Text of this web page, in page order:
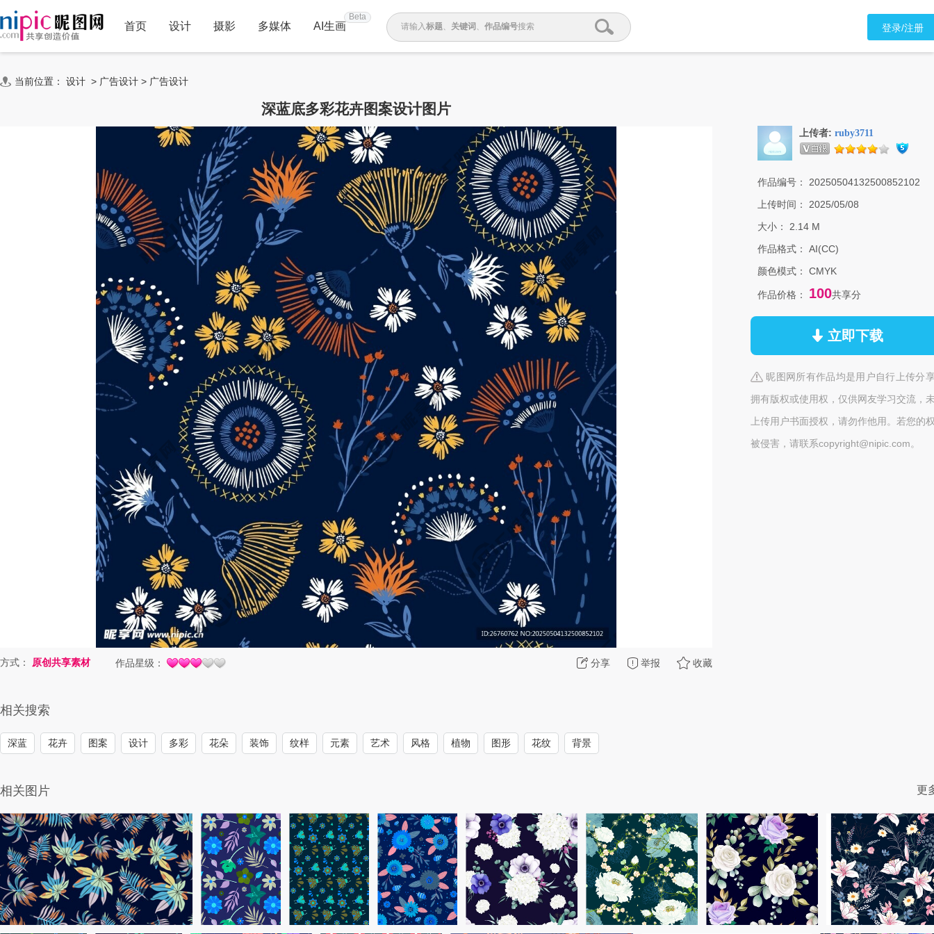
首页 设计 摄影 多媒体 AI生画
Beta
请输入标题、 关键词 、 作品编号搜索 登录/注册
当前位置： 设计 > 广告设计 > 广告设计
深蓝底多彩花卉图案设计图片
分享 举报 收藏
方式： 原创共享素材 作品星级：
上传者: ruby3711
作品编号：
20250504132500852102
上传时间：
2025/05/08
大小：
2.14 M
作品格式：
AI(CC)
颜色模式：
CMYK
作品价格： 100共享分
立即下载
昵图网所有作品均是用户自行上传分
拥有版权或使用权，仅供网友学习交流，
上传用户书面授权，请勿作他用。若您的
被侵害，请联系copyright@nipic.com。
相关搜索
深蓝 花卉 图案 设计 多彩 花朵 装饰 纹样 元素 艺术 风格 植物 图形 花纹 背景
相关图片 更